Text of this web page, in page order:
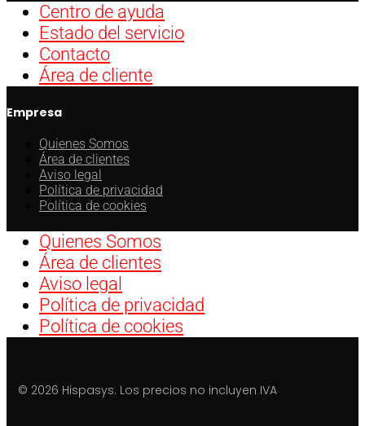
Centro de ayuda
Estado del servicio
Contacto
Área de cliente
Empresa
Quienes Somos
Área de clientes
Aviso legal
Política de privacidad
Política de cookies
Quienes Somos
Área de clientes
Aviso legal
Política de privacidad
Política de cookies
© 2026 Hispasys. Los precios no incluyen IVA